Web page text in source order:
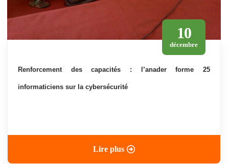
10
décembre
renforcement des capacités : l’anader forme 25
informaticiens sur la cybersécurité
Lire plus